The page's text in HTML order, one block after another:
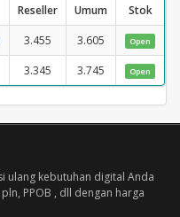
Reseller Umum
Stok
3.455 3.605 Open
3.345 3.745 Open
ulang kebutuhan digital Anda
PPOB , dll dengan harga